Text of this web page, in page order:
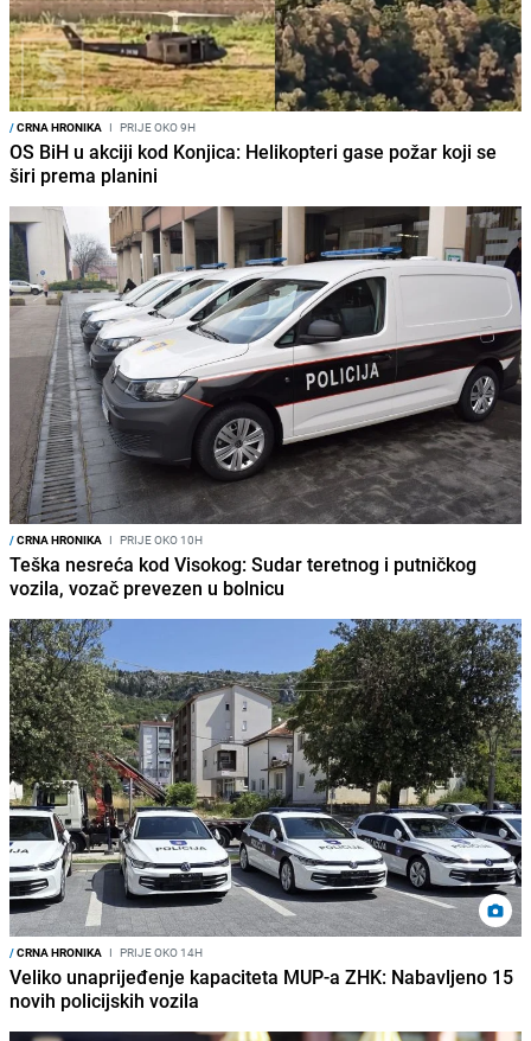
/CRNA HRONIKA I PRIJE OKO 9H
OS BiH u akciji kod Konjica: Helikopteri gase požar koji se
širi prema planini
/CRNA HRONIKA I PRIJE OKO 10H
Teška nesreća kod Visokog: Sudar teretnog i putničkog
vozila, vozač prevezen u bolnicu
/CRNA HRONIKA I PRIJE OKO 14H
Veliko unaprijeđenje kapaciteta MUP-a ZHK: Nabavljeno 15
novih policijskih vozila